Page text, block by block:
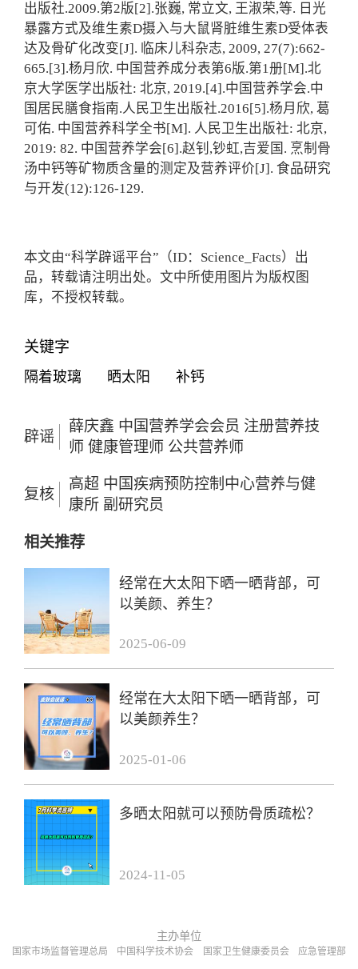
出版社.2009.第2版[2].张巍, 常立文, 王淑荣,等. 日光
暴露方式及维生素D摄入与大鼠肾脏维生素D受体表
达及骨矿化改变[J]. 临床儿科杂志, 2009, 27(7):662-
665.[3].杨月欣. 中国营养成分表第6版.第1册[M].北
京大学医学出版社: 北京, 2019.[4].中国营养学会.中
国居民膳食指南.人民卫生出版社.2016[5].杨月欣, 葛
可佑. 中国营养科学全书[M]. 人民卫生出版社: 北京,
2019: 82. 中国营养学会[6].赵钊,钞虹,吉爱国. 烹制骨
汤中钙等矿物质含量的测定及营养评价[J]. 食品研究
与开发(12):126-129.
本文由“科学辟谣平台”（ID：Science_Facts）出
品，转载请注明出处。文中所使用图片为版权图
库，不授权转载。
关键字
隔着玻璃 晒太阳 补钙
辟谣
薛庆鑫 中国营养学会会员 注册营养技
师 健康管理师 公共营养师
复核
高超 中国疾病预防控制中心营养与健
康所 副研究员
相关推荐
经常在大太阳下晒一晒背部，可
以美颜、养生？
2025-06-09
经常在大太阳下晒一晒背部，可
以美颜养生？
2025-01-06
多晒太阳就可以预防骨质疏松？
2024-11-05
主办单位
国家市场监督管理总局 中国科学技术协会 国家卫生健康委员会 应急管理部